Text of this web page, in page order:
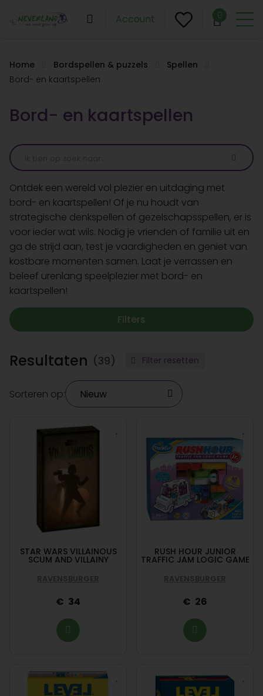
Account 0
Home Bordspellen & puzzels
Spellen
Bord- en kaartspellen
Bord- en kaartspellen
Ontdek een wereld vol plezier en uitdaging met
bord- en kaartspellen! Of je nu houdt van
strategische denkspellen of gezelschapsspellen, er is
voor ieder wat wils. Nodig je vrienden of familie uit en
ga de strijd aan, test je vaardigheden en geniet van
kostbare momenten samen. Laat je verrassen en
beleef urenlang speelplezier met bord- en
kaartspellen!
Filters
Resultaten (39) Filter resetten
Sorteren op:
STAR WARS VILLAINOUS
SCUM AND VILLAINY
RAVENSBURGER
34
RUSH HOUR JUNIOR
TRAFFIC JAM LOGIC GAME
RAVENSBURGER
26